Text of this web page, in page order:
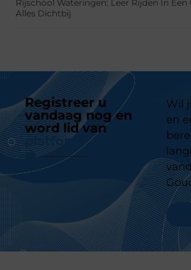
Rijschool Wateringen: Leer Rijden In
Alles Dichtbij
Registreer u
vandaag nog en
word lid van
platform
Wil
en